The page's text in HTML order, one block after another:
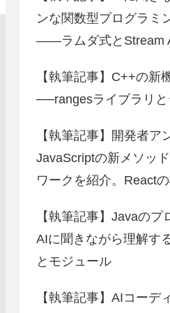
ンな関数型プログラミ
――ラムダ式とStream
【執筆記事】C++の新
──rangesライブラリと
【執筆記事】開発者ア
JavaScriptの新メソッ
ワークを紹介。React
【執筆記事】Javaのプ
AIに聞きながら理解
とモジュール
【執筆記事】AIコーデ